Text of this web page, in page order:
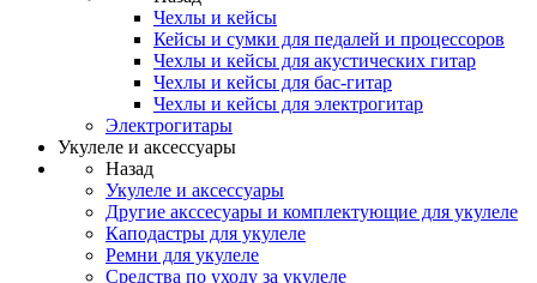
Чехлы и кейсы
Кейсы и сумки для педалей и процессоров
Чехлы и кейсы для акустических гитар
Чехлы и кейсы для бас-гитар
Чехлы и кейсы для электрогитар
Электрогитары
Укулеле и аксессуары
Назад
Укулеле и аксессуары
Другие акссесуары и комплектующие для укулеле
Каподастры для укулеле
Ремни для укулеле
Средства по уходу за укулеле